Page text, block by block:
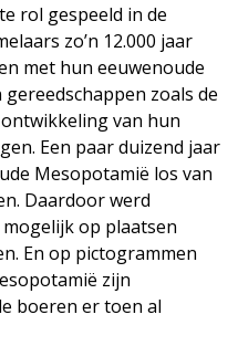
rol gespeeld in de
zo’n 12.000 jaar
met hun eeuwenoude
zoals de
van hun
Een paar duizend jaar
Mesopotamië los van
Daardoor werd
op plaatsen
En op pictogrammen
zijn
boeren er toen al